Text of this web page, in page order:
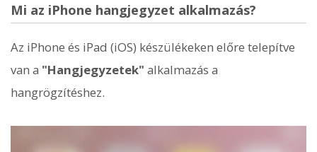
Mi az iPhone hangjegyzet alkalmazás?
Az iPhone és iPad (iOS) készülékeken előre telepítve
van a "Hangjegyzetek" alkalmazás a
hangrögzítéshez.